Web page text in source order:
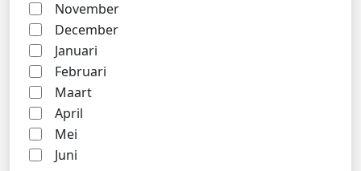
November
December
Januari
Februari
Maart
April
Mei
Juni